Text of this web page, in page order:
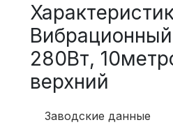
280Вт,
верхний
Заводские данные